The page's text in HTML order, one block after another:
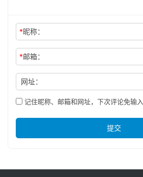
*昵称：
*邮箱：
网址：
记住昵称、邮箱和网址，下次评论免输入
提交